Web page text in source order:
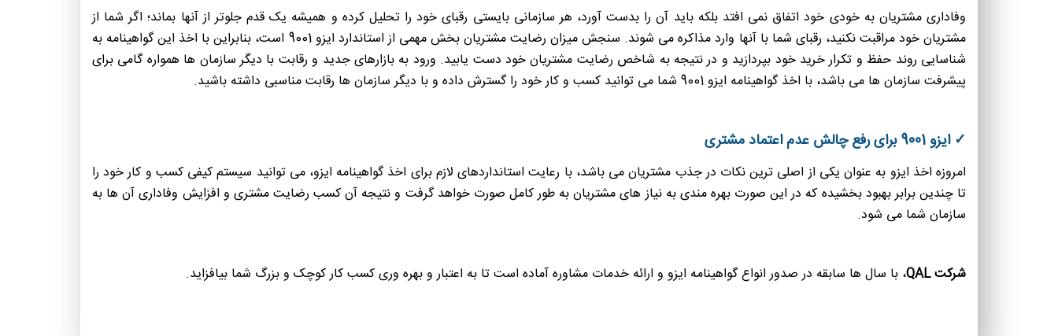
وفاداری مشتریان به خودی خود اتفاق نمی افتد بلکه باید آن را بدست آورد، هر سازمانی بایستی رقبای خود را تحلیل کرده و همیشه یک قدم جلوتر از آنها بماند؛ اگر شما از
مشتریان خود مراقبت نکنید، رقبای شما با آنها وارد مذاکره می شوند. سنجش میزان رضایت مشتریان بخش مهمی از استاندارد ایزو 9001 است، بنابراین با اخذ این گواهینامه به
شناسایی روند حفظ و تکرار خرید خود بپردازید و در نتیجه به شاخص رضایت مشتریان خود دست یابید. ورود به بازارهای جدید و رقابت با دیگر سازمان ها همواره گامی برای
پیشرفت سازمان ها می باشد، با اخذ گواهینامه ایزو 9001 شما می توانید کسب و کار خود را گسترش داده و با دیگر سازمان ها رقابت مناسبی داشته باشید.
✓ ایزو 9001 برای رفع چالش عدم اعتماد مشتری
امروزه اخذ ایزو به عنوان یکی از اصلی ترین نکات در جذب مشتریان می باشد، با رعایت استانداردهای لازم برای اخذ گواهینامه ایزو، می توانید سیستم کیفی کسب و کار خود را
تا چندین برابر بهبود بخشیده که در این صورت بهره مندی به نیاز های مشتریان به طور کامل صورت خواهد گرفت و نتیجه آن کسب رضایت مشتری و افزایش وفاداری آن ها به
سازمان شما می شود.
شرکت QAL ، با سال ها سابقه در صدور انواع گواهینامه ایزو و ارائه خدمات مشاوره آماده است تا به اعتبار و بهره وری کسب کار کوچک و بزرگ شما بیافزاید.